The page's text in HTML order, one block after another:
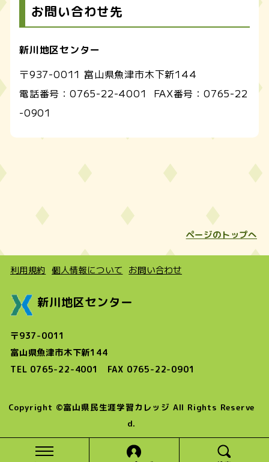
お問い合わせ先
新川地区センター
〒937-0011 富山県魚津市木下新144
電話番号： 0765-22-4001 FAX番号：0765-22
-0901
ページのトップへ
利用規約 個人情報について お問い合わせ
新川地区センター
〒937-0011
富山県魚津市木下新144
TEL 0765-22-4001 FAX 0765-22-0901
Copyright ©富山県民生涯学習カレッジ All Rights Reserve
d.